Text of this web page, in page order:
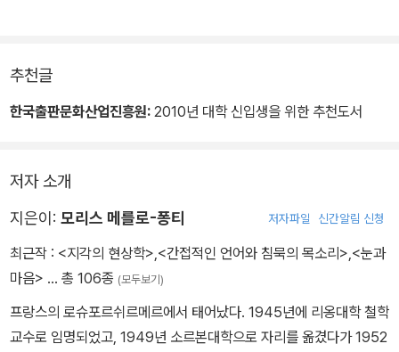
추천글
한국출판문화산업진흥원: 2010년 대학 신입생을 위한 추천도서
저자 소개
지은이: 모리스 메를로-퐁티 저자파일 신간알림 신청
최근작 : <지각의 현상학>,<간접적인 언어와 침묵의 목소리>,<눈과
마음> … 총 106종 (모두보기)
프랑스의 로슈포르쉬르메르에서 태어났다. 1945년에 리옹대학 철학
교수로 임명되었고, 1949년 소르본대학으로 자리를 옮겼다가 1952